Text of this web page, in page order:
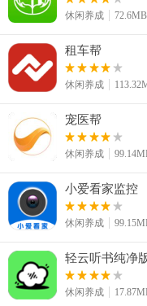
小编评价
游戏打造清晰真实的3d场
个英雄不一样的技能，炫
停不下来！崭新鲜明的英
斗，不同地图等你畅游新
里不存在所谓最强的阵容
休闲养成 72.6MB
租车帮
休闲养成
宠医帮
休闲养成
小爱看家监控
休闲养成
轻云听书纯净
休闲养成